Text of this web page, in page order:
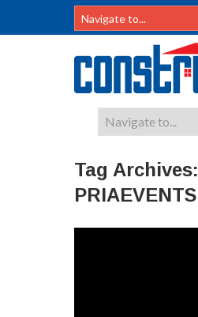
Tag Archives:
PRIAEVENTS